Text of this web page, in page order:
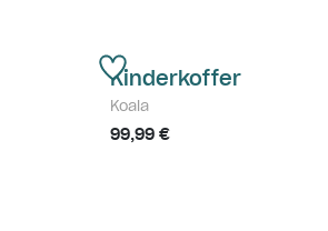
Kinderkoffer
Koala
99,99 €